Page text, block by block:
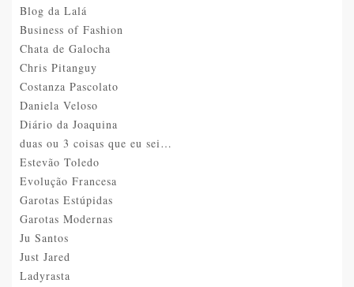
Blog da Lalá
Business of Fashion
Chata de Galocha
Chris Pitanguy
Costanza Pascolato
Daniela Veloso
Diário da Joaquina
duas ou 3 coisas que eu sei…
Estevão Toledo
Evolução Francesa
Garotas Estúpidas
Garotas Modernas
Ju Santos
Just Jared
Ladyrasta